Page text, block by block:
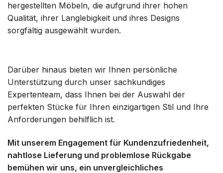
hergestellten Möbeln, die aufgrund ihrer hohen
Qualität, ihrer Langlebigkeit und ihres Designs
sorgfältig ausgewählt wurden.
Darüber hinaus bieten wir Ihnen persönliche
Unterstützung durch unser sachkundiges
Expertenteam, dass Ihnen bei der Auswahl der
perfekten Stücke für Ihren einzigartigen Stil und Ihre
Anforderungen behilflich ist.
Mit unserem Engagement für Kundenzufriedenheit,
nahtlose Lieferung und problemlose Rückgabe
bemühen wir uns, ein unvergleichliches